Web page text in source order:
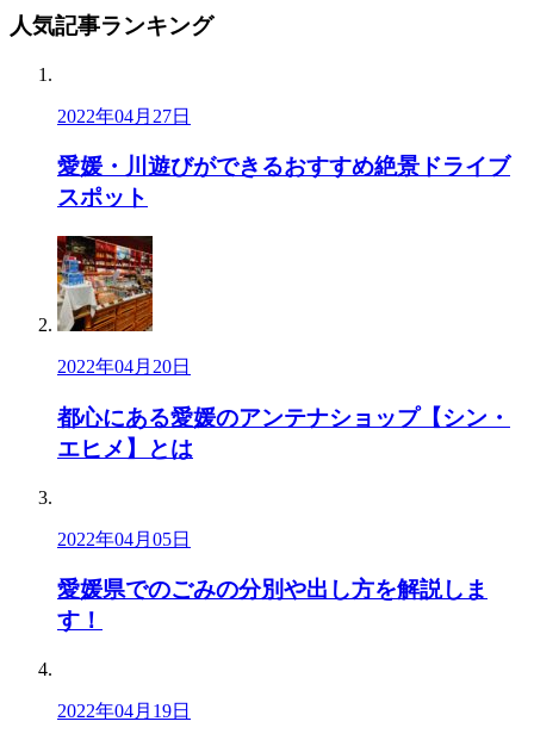
人気記事ランキング
2022年04月27日
愛媛・川遊びができるおすすめ絶景ドライブ
スポット
2022年04月20日
都心にある愛媛のアンテナショップ【シン・
エヒメ】とは
2022年04月05日
愛媛県でのごみの分別や出し方を解説しま
す！
2022年04月19日